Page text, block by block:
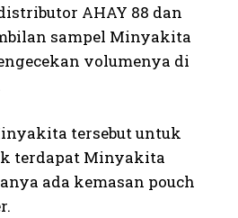
AHAY 88 dan
sampel Minyakita
volumenya di
tersebut untuk
terdapat Minyakita
ada kemasan pouch